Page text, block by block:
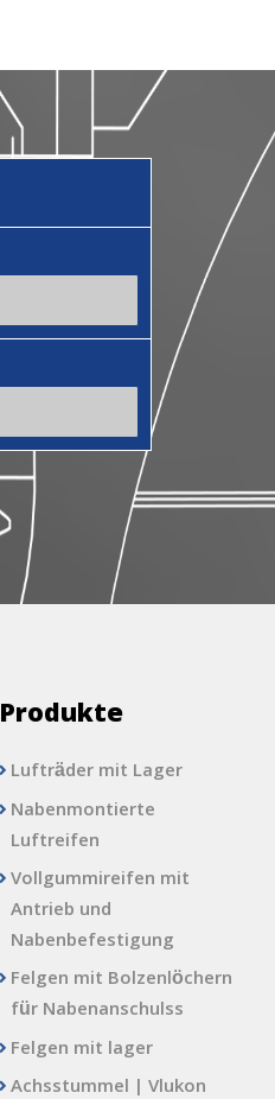
Produkte
Lufträder mit Lager
Nabenmontierte
Luftreifen
Vollgummireifen mit
Antrieb und
Nabenbefestigung
Felgen mit Bolzenlöchern
für Nabenanschulss
Felgen mit lager
Achsstummel | Vlukon